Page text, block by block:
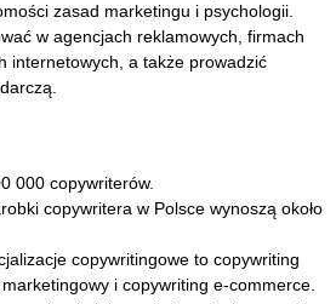
zasad marketingu i psychologii.
w agencjach reklamowych, firmach
internetowych, a także prowadzić
000 copywriterów.
copywritera w Polsce wynoszą około
copywritingowe to copywriting
i copywriting e-commerce.